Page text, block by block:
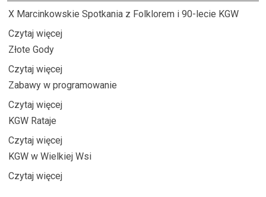
X Marcinkowskie Spotkania z Folklorem i 90-lecie KGW
Czytaj więcej
Złote Gody
Czytaj więcej
Zabawy w programowanie
Czytaj więcej
KGW Rataje
Czytaj więcej
KGW w Wielkiej Wsi
Czytaj więcej